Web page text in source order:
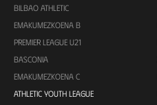
BILBAO ATHLETIC
EMAKUMEZKOENA B
PREMIER LEAGUE U21
BASCONIA
EMAKUMEZKOENA C
ATHLETIC YOUTH LEAGUE